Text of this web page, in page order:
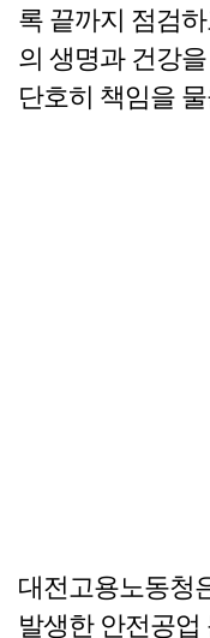
록 끝까지 점검
의 생명과 건강
단호히 책임을
대전고용노동청
발생한 안전공